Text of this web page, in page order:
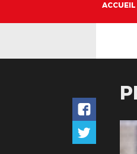
ACCUEIL